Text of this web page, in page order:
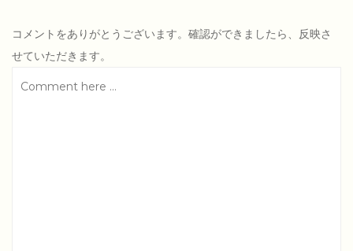
コメントをありがとうございます。確認ができましたら、反映さ
せていただきます。